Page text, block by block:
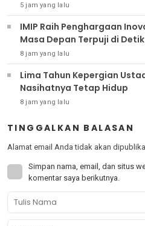
5 jam yang lalu
IMIP Raih Penghargaan
Masa Depan Terpuji di
8 jam yang lalu
Lima Tahun Kepergian
Nasihatnya Tetap Hidup
8 jam yang lalu
TINGGALKAN BALASAN
Alamat email Anda tidak akan
Simpan nama, email, dan situs
komentar saya berikutnya.